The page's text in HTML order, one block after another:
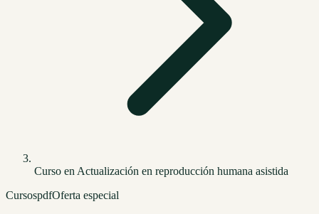
Curso en Actualización en reproducción humana asistida
CursospdfOferta especial